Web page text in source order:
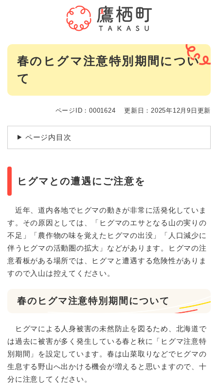
メニューを飛ばして本文へ
本
春のヒグマ注意特別期間につい
て
ページID：0001624 更新日：2025年12月9日更新
ページ内目次
ヒグマとの遭遇にご注意を
近年、道内各地でヒグマの動きが非常に活発化していま
す。その原因としては、「ヒグマのエサとなる山の実りの
不足」「農作物の味を覚えたヒグマの出没」「人口減少に
伴うヒグマの活動圏の拡大」などがあります。ヒグマの注
意看板がある場所では、ヒグマと遭遇する危険性がありま
すので入山は控えてください。
春のヒグマ注意特別期間について
ヒグマによる人身被害の未然防止を図るため、北海道で
は過去に被害が多く発生している春と秋に「ヒグマ注意特
別期間」を設定しています。春は山菜取りなどでヒグマの
生息する野山へ出かける機会が増えると思いますので、十
分に注意してください。